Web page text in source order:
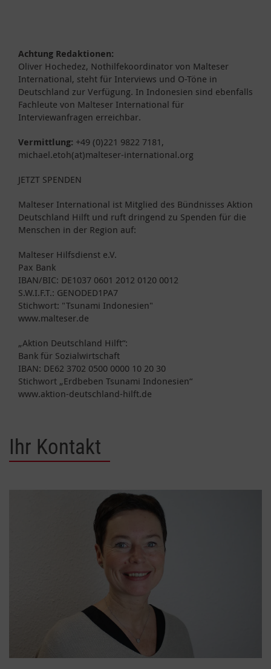
Achtung Redaktionen:
Oliver Hochedez, Nothilfekoordinator von Malteser
International, steht für Interviews und O-Töne in
Deutschland zur Verfügung. In Indonesien sind ebenfalls
Fachleute von Malteser International für
Interviewanfragen erreichbar.
Vermittlung: +49 (0)221 9822 7181,
michael.etoh(at)malteser-international.org
JETZT SPENDEN
Malteser International ist Mitglied des Bündnisses Aktion
Deutschland Hilft und ruft dringend zu Spenden für die
Menschen in der Region auf:
Malteser Hilfsdienst e.V.
Pax Bank
IBAN/BIC: DE1037 0601 2012 0120 0012
S.W.I.F.T.: GENODED1PA7
Stichwort: "Tsunami Indonesien"
www.malteser.de
„Aktion Deutschland Hilft“:
Bank für Sozialwirtschaft
IBAN: DE62 3702 0500 0000 10 20 30
Stichwort „Erdbeben Tsunami Indonesien“
www.aktion-deutschland-hilft.de
Ihr Kontakt